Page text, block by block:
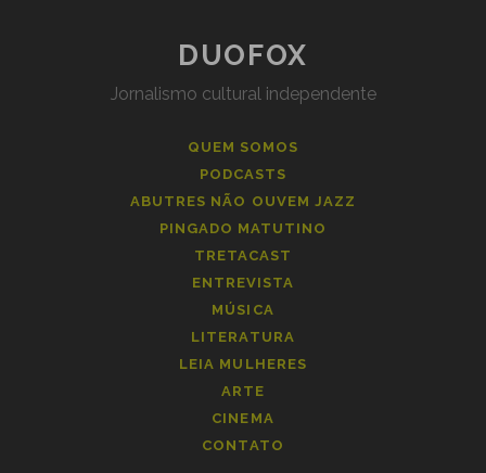
DUOFOX
Jornalismo cultural independente
QUEM SOMOS
PODCASTS
ABUTRES NÃO OUVEM JAZZ
PINGADO MATUTINO
TRETACAST
ENTREVISTA
MÚSICA
LITERATURA
LEIA MULHERES
ARTE
CINEMA
CONTATO